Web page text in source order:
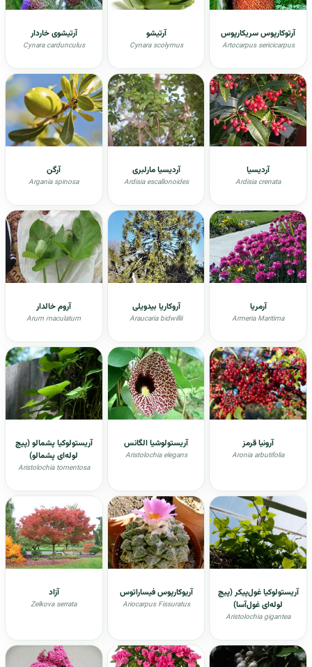
آرتوکارپوس سریکارپوس
Artocarpus sericicarpus
آرتیشو
Cynara scolymus
آرتیشوی خاردار
Cynara cardunculus
آردیسیا
Ardisia crenata
آردیسیا مارلبری
Ardisia escallonoides
آرگن
Argania spinosa
آرمریا
Armeria Maritima
آروکاریا بیدویلی
Araucaria bidwillii
آروم خالدار
Arum maculatum
آرونیا قرمز
Aronia arbutifolia
آریستولوشیا الگانس
Aristolochia elegans
آریستولوکیا پشمالو (پیچ
لوله‌ای پشمالو)
Aristolochia tomentosa
آریستولوکیا غول‌پیکر (پیچ
لوله‌ای غول‌آسا)
Aristolochia gigantea
آريوكارپوس فیساراتوس
Ariocarpus Fissuratus
آزاد
Zelkova serrata